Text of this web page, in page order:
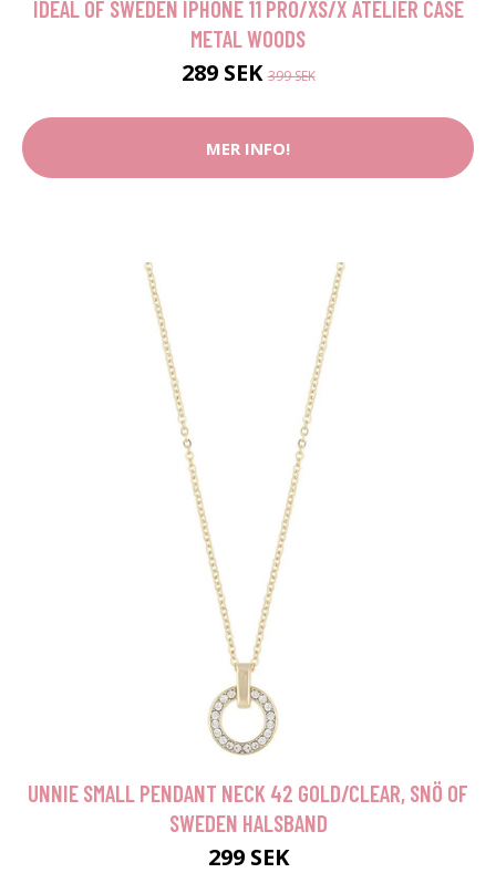
IDEAL OF SWEDEN IPHONE 11 PRO/XS/X ATELIER CASE
METAL WOODS
289 SEK399 SEK
MER INFO!
UNNIE SMALL PENDANT NECK 42 GOLD/CLEAR, SNÖ OF
SWEDEN HALSBAND
299 SEK